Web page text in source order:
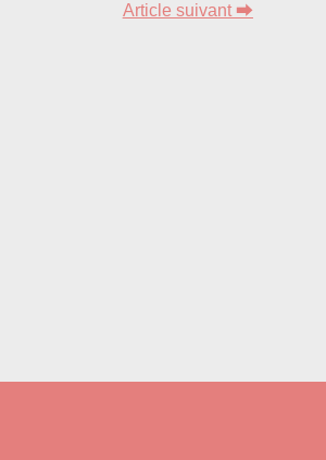
Article suivant ⮕